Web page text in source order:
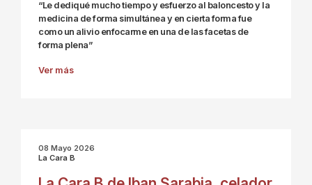
“Le dediqué mucho tiempo y esfuerzo al baloncesto y la
medicina de forma simultánea y en cierta forma fue
como un alivio enfocarme en una de las facetas de
forma plena”
Ver más
08 Mayo 2026
La Cara B